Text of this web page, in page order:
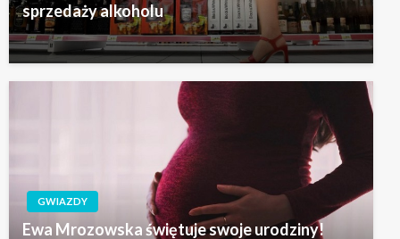
sprzedaży alkoholu
GWIAZDY
Ewa Mrozowska świętuje swoje urodziny!